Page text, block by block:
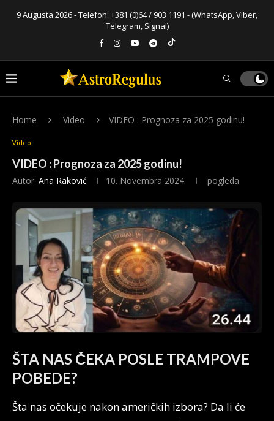
9 Augusta 2026 - Telefon: +381 (0)64 / 903 1191 - (WhatsApp, Viber,
Telegram, Signal)
Home Video VIDEO : Prognoza za 2025 godinu!
Video
VIDEO : Prognoza za 2025 godinu!
Autor: Ana Raković 10. Novembra 2024. pogleda
ŠTA NAS ČEKA POSLE TRAMPOVE
POBEDE?
Šta nas očekuje nakon američkih izbora? Da li će